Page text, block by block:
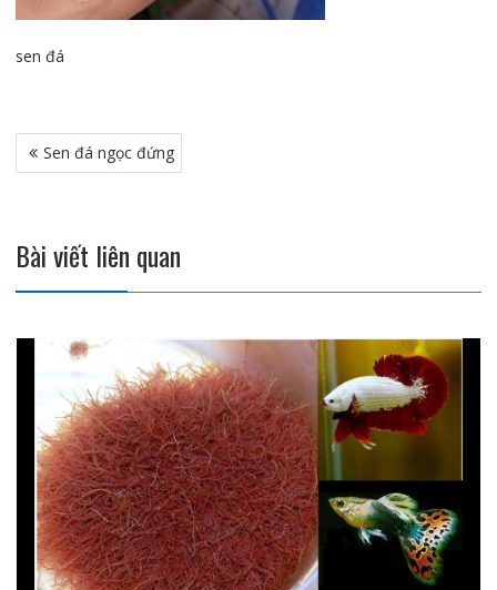
sen đá
Điều
hướng
Sen đá ngọc đứng
Bài viết liên quan